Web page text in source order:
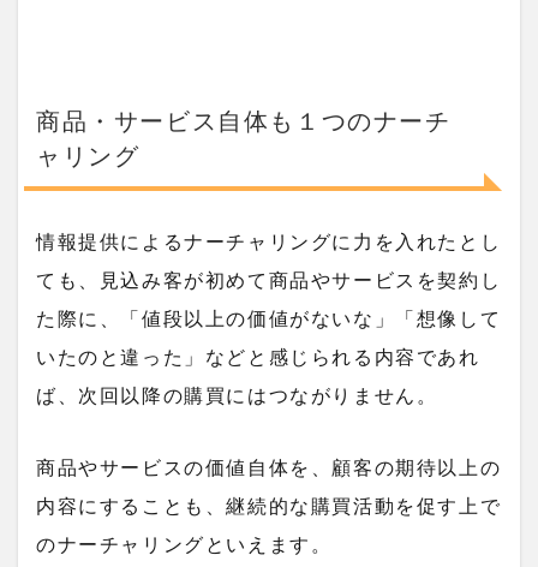
商品・サービス自体も１つのナーチ
ャリング
情報提供によるナーチャリングに力を入れたとし
ても、見込み客が初めて商品やサービスを契約し
た際に、「値段以上の価値がないな」「想像して
いたのと違った」などと感じられる内容であれ
ば、次回以降の購買にはつながりません。
商品やサービスの価値自体を、顧客の期待以上の
内容にすることも、継続的な購買活動を促す上で
のナーチャリングといえます。